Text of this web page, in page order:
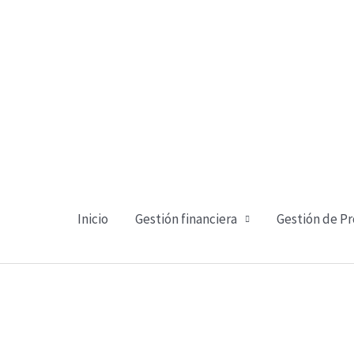
Inicio Gestión financiera Gestión de